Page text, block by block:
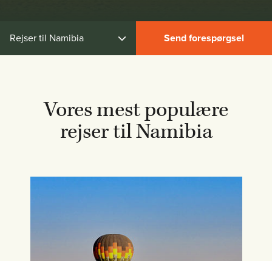
Rejser til Namibia Send forespørgsel
Vores mest populære
rejser til Namibia